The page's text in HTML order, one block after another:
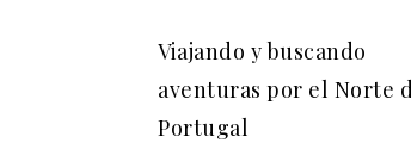
Viajando y buscando
aventuras por el Norte
Portugal